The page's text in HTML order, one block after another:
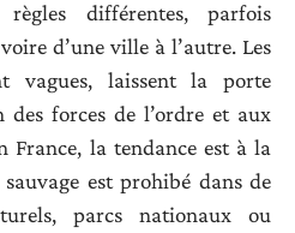
différentes, parfois
d’une ville à l’autre. Les
vagues, laissent la porte
des forces de l’ordre et aux
France, la tendance est à la
est prohibé dans de
parcs nationaux ou